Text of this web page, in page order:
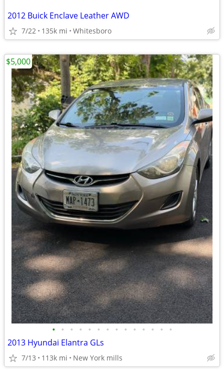
2012 Buick Enclave Leather AWD
7/22 135k mi Whitesboro
• • • • • • • • • • • • • •
2013 Hyundai Elantra GLs
7/13 113k mi New York mills
$5,000